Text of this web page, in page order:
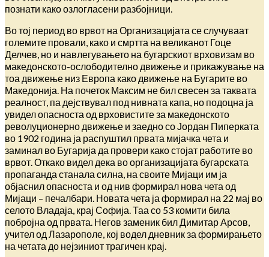
познати како озлогласени разбојници.
Во тој период во врвот на Организацијата се случуваат
големите провали, како и смртта на великанот Гоце
Делчев, но и навлегувањето на бугарскиот врховизам во
македонското-ослободително движење и прикажување на
тоа движење низ Европа како движење на Бугарите во
Македонија. На почеток Максим не бил свесен за таквата
реалност, па дејствувал под нивната капа, но подоцна ја
увидел опасноста од врховистите за македонското
револуционерно движење и заедно со Јордан Пиперката
во 1902 година ја распуштил првата мијачка чета и
заминал во Бугарија да провери како стојат работите во
врвот. Откако видел дека во организацијата бугарската
пропаганда станала силна, на своите Мијаци им ја
објаснил опасноста и од нив формирал нова чета од
Мијаци – печалбари. Новата чета ја формирал на 22 мај во
селото Владаја, крај Софија. Таа со 53 комити била
побројна од првата. Негов заменик бил Димитар Арсов,
учител од Лазарополе, кој водел дневник за формирањето
на четата до нејзиниот трагичен крај.